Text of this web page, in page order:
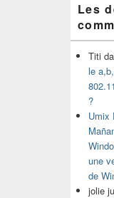
Les
Titi
le
?
Umix
une
de
jolie